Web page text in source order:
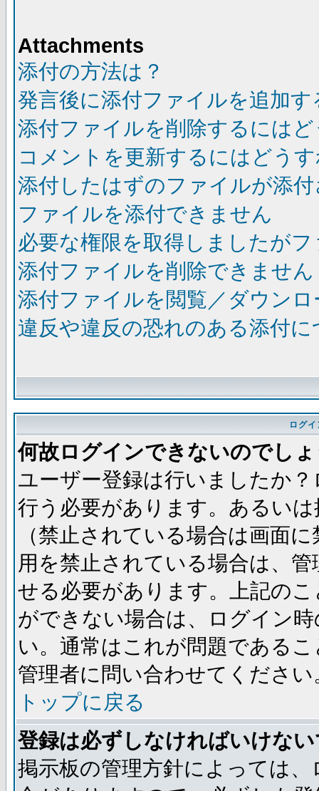
Attachments
添付の方法は？
発言後に添付ファイルを追加
添付ファイルを削除するには
コメントを更新するにはどう
添付したはずのファイルが添
ファイルを添付できません
必要な権限を取得しましたが
添付ファイルを削除できません
添付ファイルを閲覧／ダウン
違反や違反の恐れのある添付
ログ
何故ログインできないのでし
ユーザー登録は行いましたか
行う必要があります。あるい
（禁止されている場合は画面
用を禁止されている場合は、
せる必要があります。上記の
ができない場合は、ログイン
い。通常はこれが問題である
管理者に問い合わせてください
トップに戻る
登録は必ずしなければいけな
掲示板の管理方針によっては